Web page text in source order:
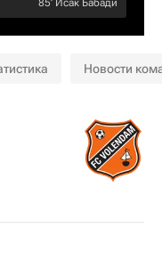
85‎’‎ Исак Бабади
Новости